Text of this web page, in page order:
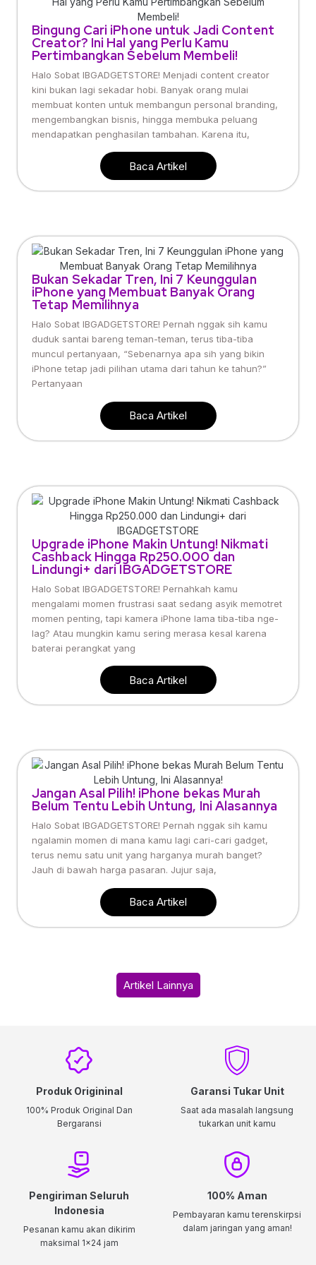
Bingung Cari iPhone untuk Jadi Content
Creator? Ini Hal yang Perlu Kamu
Pertimbangkan Sebelum Membeli!
Halo Sobat IBGADGETSTORE! Menjadi content creator
kini bukan lagi sekadar hobi. Banyak orang mulai
membuat konten untuk membangun personal branding,
mengembangkan bisnis, hingga membuka peluang
mendapatkan penghasilan tambahan. Karena itu,
Baca Artikel
Bukan Sekadar Tren, Ini 7 Keunggulan
iPhone yang Membuat Banyak Orang
Tetap Memilihnya
Halo Sobat IBGADGETSTORE! Pernah nggak sih kamu
duduk santai bareng teman-teman, terus tiba-tiba
muncul pertanyaan, “Sebenarnya apa sih yang bikin
iPhone tetap jadi pilihan utama dari tahun ke tahun?”
Pertanyaan
Baca Artikel
Upgrade iPhone Makin Untung! Nikmati
Cashback Hingga Rp250.000 dan
Lindungi+ dari IBGADGETSTORE
Halo Sobat IBGADGETSTORE! Pernahkah kamu
mengalami momen frustrasi saat sedang asyik memotret
momen penting, tapi kamera iPhone lama tiba-tiba nge-
lag? Atau mungkin kamu sering merasa kesal karena
baterai perangkat yang
Baca Artikel
Jangan Asal Pilih! iPhone bekas Murah
Belum Tentu Lebih Untung, Ini Alasannya
Halo Sobat IBGADGETSTORE! Pernah nggak sih kamu
ngalamin momen di mana kamu lagi cari-cari gadget,
terus nemu satu unit yang harganya murah banget?
Jauh di bawah harga pasaran. Jujur saja,
Baca Artikel
Artikel Lainnya
Produk Origininal
100% Produk Original Dan
Bergaransi
Garansi Tukar Unit
Saat ada masalah langsung
tukarkan unit kamu
Pengiriman Seluruh
Indonesia
Pesanan kamu akan dikirim
maksimal 1x24 jam
100% Aman
Pembayaran kamu terenskirpsi
dalam jaringan yang aman!